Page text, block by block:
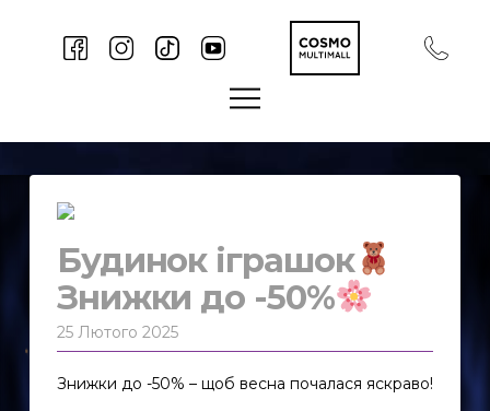
Будинок іграшок
Знижки до -50%
25 Лютого 2025
Знижки до -50% – щоб весна почалася яскраво!